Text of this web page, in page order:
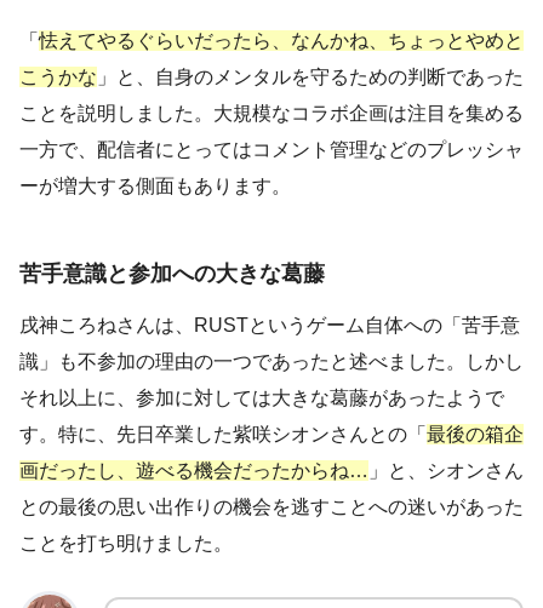
「怯えてやるぐらいだったら、なんかね、ちょっとやめと
こうかな 」と、自身のメンタルを守るための判断であった
ことを説明しました。大規模なコラボ企画は注目を集める
一方で、配信者にとってはコメント管理などのプレッシャ
ーが増大する側面もあります。
苦手意識と参加への大きな葛藤
戌神ころねさんは、RUSTというゲーム自体への「苦手意
識」も不参加の理由の一つであったと述べました。しかし
それ以上に、参加に対しては大きな葛藤があったようで
す。特に、先日卒業した紫咲シオンさんとの「 最後の箱企
画だったし、遊べる機会だったからね… 」と、シオンさん
との最後の思い出作りの機会を逃すことへの迷いがあった
ことを打ち明けました。